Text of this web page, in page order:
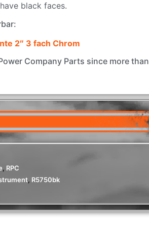
black faces.
2″ 3 fach Chrom
Company Parts since more than
, RPC
, R5750bk